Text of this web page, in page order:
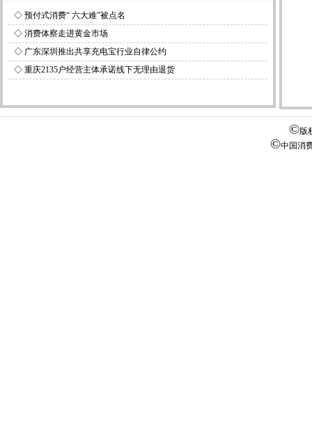
◇ 预付式消费“ 六大难”被点名
◇ 消费体察走进黄金市场
◇ 广东深圳推出共享充电宝行业自律公约
◇ 重庆2135户经营主体承诺线下无理由退货
©版
©中国消